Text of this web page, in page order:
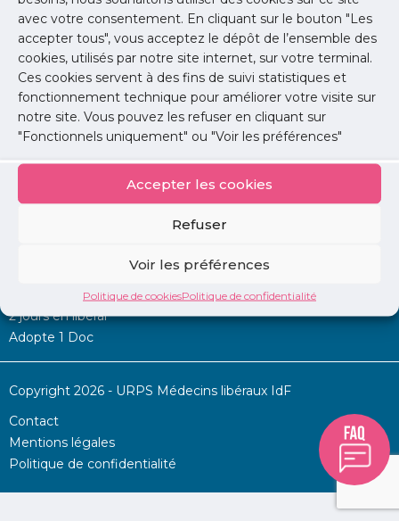
avec votre consentement. En cliquant sur le bouton "Les
accepter tous", vous acceptez le dépôt de l’ensemble des
cookies, utilisés par notre site internet, sur votre terminal.
Ces cookies servent à des fins de suivi statistiques et
fonctionnement technique pour améliorer votre visite sur
notre site. Vous pouvez les refuser en cliquant sur
"Fonctionnels uniquement" ou "Voir les préférences"
Accepter les cookies
Refuser
Voir les préférences
Politique de cookiesPolitique de confidentialité
mars/img-coronavirus-orange/"]
Permanence d’aide à l’installation
2 jours en libéral
Adopte 1 Doc
Copyright 2026 - URPS Médecins libéraux IdF
Contact
Mentions légales
Politique de confidentialité